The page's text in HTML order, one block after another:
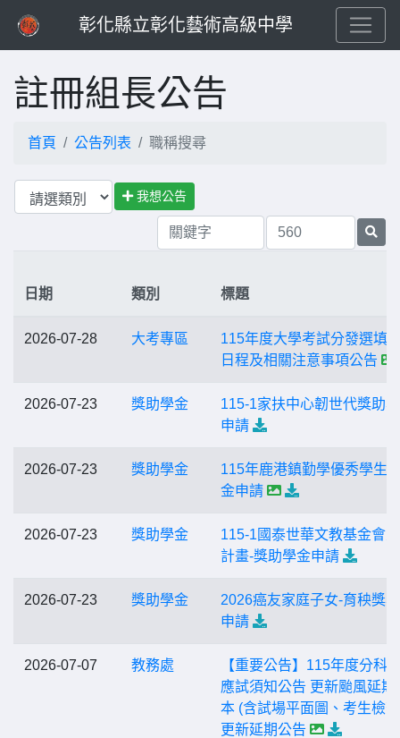
彰化縣立彰化藝術高級中學
註冊組長公告
首頁 公告列表 職稱搜尋
我想公告
日期 類別 標題
2026-07-28 大考專區
115年度大學考試分發選填
日程及相關注意事項公告
2026-07-23 獎助學金
115-1家扶中心韌世代獎助
申請
2026-07-23 獎助學金
115年鹿港鎮勤學優秀學生
金申請
2026-07-23 獎助學金
115-1國泰世華文教基金會
計畫-獎助學金申請
2026-07-23 獎助學金
2026癌友家庭子女-育秧獎
申請
2026-07-07 教務處
【重要公告】115年度分科
應試須知公告 更新颱風延期
本 (含試場平面圖、考生檢
更新延期公告